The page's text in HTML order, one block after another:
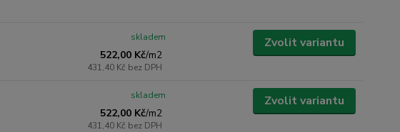
522,00 Kč/m2
431,40 Kč bez DPH
skladem Zvolit variantu
522,00 Kč/m2
431,40 Kč bez DPH
skladem Zvolit variantu